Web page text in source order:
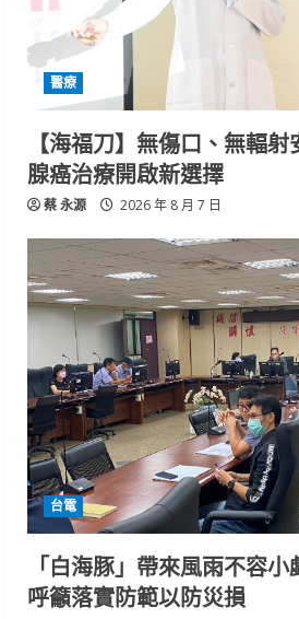
醫療
【海福刀】無傷口、無輻
腺癌治療開啟新選擇
蔡 永源 2026 年 8 月 7 日
台電
「白海豚」帶來風雨不容
呼籲落實防範以防災損